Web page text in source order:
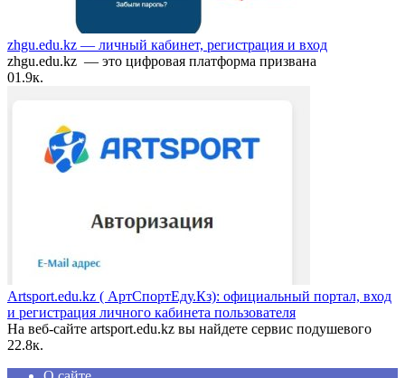
zhgu.edu.kz — личный кабинет, регистрация и вход
zhgu.edu.kz — это цифровая платформа призвана
01.9к.
Artsport.edu.kz ( АртСпортЕду.Кз): официальный портал, вход
и регистрация личного кабинета пользователя
На веб-сайте artsport.edu.kz вы найдете сервис подушевого
22.8к.